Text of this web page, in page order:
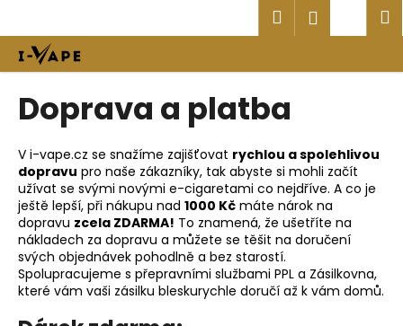
obsah
Hledat
Doprava a platba
V i-vape.cz se snažíme zajišťovat rychlou a spolehlivou
dopravu pro naše zákazníky, tak abyste si mohli začít
užívat se svými novými e-cigaretami co nejdříve. A co je
ještě lepší, při nákupu nad 1000 Kč máte nárok na
dopravu zcela ZDARMA! To znamená, že ušetříte na
nákladech za dopravu a můžete se těšit na doručení
svých objednávek pohodlně a bez starostí.
Spolupracujeme s přepravními službami PPL a Zásilkovna,
které vám vaši zásilku bleskurychle doručí až k vám domů.
o
í
Zpět
Zpět
C
o
p
o
t
ř
e
b
u